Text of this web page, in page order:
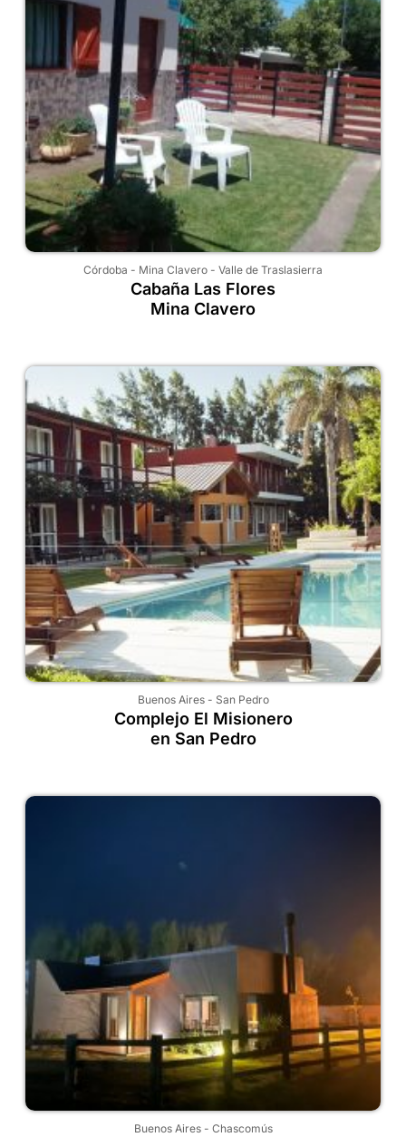
Córdoba - Mina Clavero - Valle de Traslasierra
Cabaña Las Flores
Mina Clavero
Buenos Aires- San Pedro
Complejo El Misionero
en San Pedro
Buenos Aires- Chascomús